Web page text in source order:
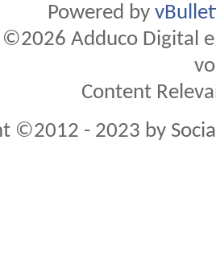
Powered by
Adduco Digital
Content
©2012 - 2023 by